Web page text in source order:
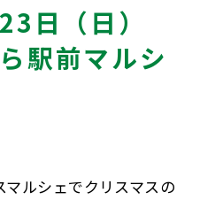
日（日）
駅前マルシ
ルシェでクリスマスの